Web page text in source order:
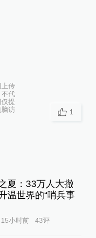
传
不代
提
访
1
夏：33万人大撤
温世界的“哨兵事
15小时前 43评